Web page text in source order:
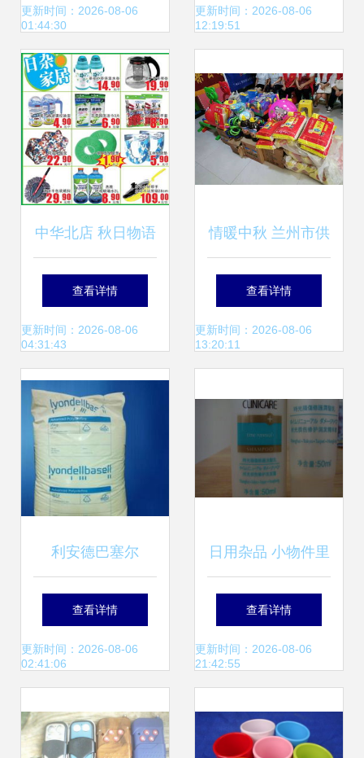
壶，深圳厂家直供
的实用礼遇
更新时间：2026-08-06
01:44:30
驾(已完结)_标致
之家
更新时间：2026-08-06
12:19:51
中华北店 秋日物语
中的日用杂品温暖
画卷
查看详情
更新时间：2026-08-06
04:31:43
情暖中秋 兰州市供
销社开展“大手牵小
手”关爱特殊儿童公
暖心相伴
查看详情
更新时间：2026-08-06
13:20:11
利安德巴塞尔
Hostalen ACP
5531B HDPE 日用
选
查看详情
更新时间：2026-08-06
02:41:06
日用杂品 小物件里
的大生活
查看详情
更新时间：2026-08-06
21:42:55